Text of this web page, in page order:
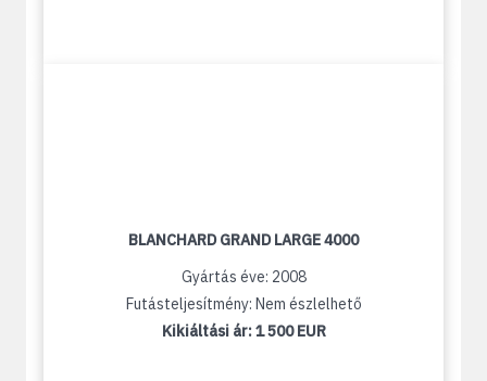
BLANCHARD GRAND LARGE 4000
Gyártás éve: 2008
Futásteljesítmény: Nem észlelhető
Kikiáltási ár:1 500 EUR